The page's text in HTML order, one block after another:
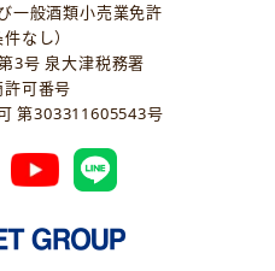
一般酒類小売業免許
件なし）
3号 泉大津税務署
可番号
第303311605543号